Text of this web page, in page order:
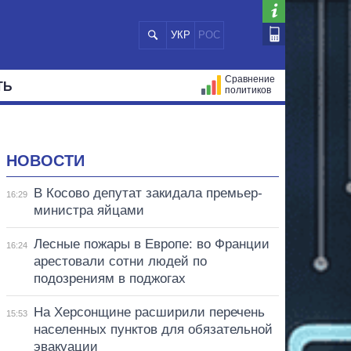
УКР РОС
Сравнение
политиков
НОВОСТИ
16:29
В Косово депутат закидала премьер-
министра яйцами
16:24
Лесные пожары в Европе: во Франции
арестовали сотни людей по
подозрениям в поджогах
15:53
На Херсонщине расширили перечень
населенных пунктов для обязательной
эвакуации